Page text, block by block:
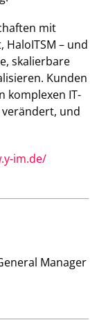
mit
– und
skalierbare
Kunden
komplexen IT-
und
im.de/
Manager